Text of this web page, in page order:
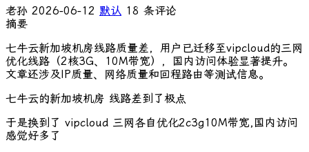
老孙 2026-06-12 默认 18 条评论
摘要
七牛云新加坡机房线路质量差，用户已迁移至vipcloud的三网
优化线路（2核3G、10M带宽），国内访问体验显著提升。
文章还涉及IP质量、网络质量和回程路由等测试信息。
七牛云的新加坡机房 线路差到了极点
于是换到了 vipcloud 三网各自优化2c3g10M带宽,国内访问
感觉好多了